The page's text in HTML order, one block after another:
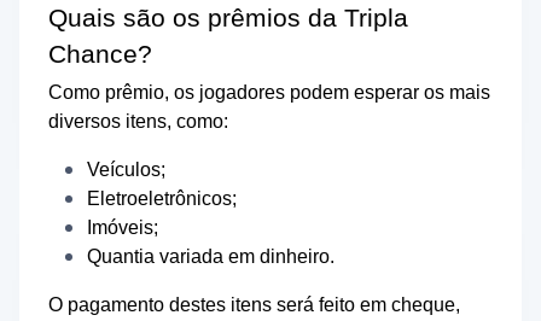
Quais são os prêmios da Tripla
Chance?
Como prêmio, os jogadores podem esperar os mais
diversos itens, como:
Veículos;
Eletroeletrônicos;
Imóveis;
Quantia variada em dinheiro.
O pagamento destes itens será feito em cheque,